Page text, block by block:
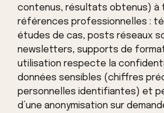
contenus, résultats obtenus) à
références professionnelles :
études de cas, posts réseaux
newsletters, supports de
utilisation respecte la
données sensibles (chiffres
personnelles identifiantes) et
d’une anonymisation sur